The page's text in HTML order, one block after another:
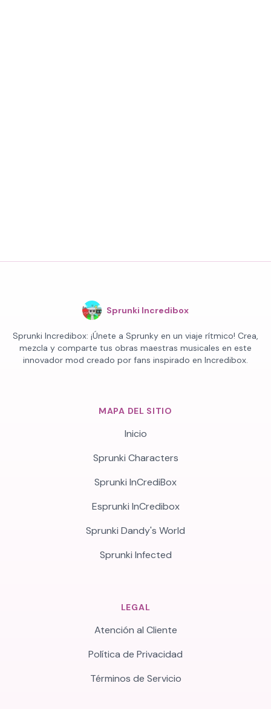
Sprunki Incredibox
Sprunki Incredibox: ¡Únete a Sprunky en un viaje rítmico! Crea,
mezcla y comparte tus obras maestras musicales en este
innovador mod creado por fans inspirado en Incredibox.
MAPA DEL SITIO
Inicio
Sprunki Characters
Sprunki InCrediBox
Esprunki InCredibox
Sprunki Dandy's World
Sprunki Infected
LEGAL
Atención al Cliente
Política de Privacidad
Términos de Servicio